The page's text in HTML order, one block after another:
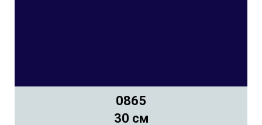
0865
30 см